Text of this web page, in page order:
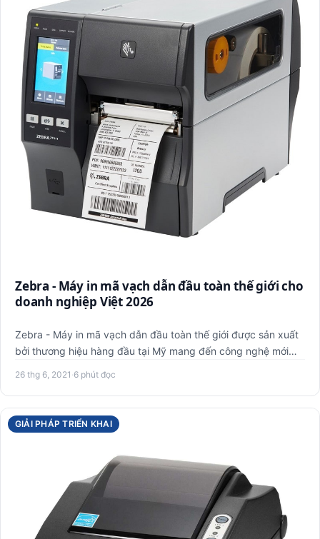
Zebra - Máy in mã vạch dẫn đầu toàn thế giới cho
doanh nghiệp Việt 2026
Zebra - Máy in mã vạch dẫn đầu toàn thế giới được sản xuất
bởi thương hiệu hàng đầu tại Mỹ mang đến công nghệ mới
26 thg 6, 2021 ·6 phút đọc
GIẢI PHÁP TRIỂN KHAI